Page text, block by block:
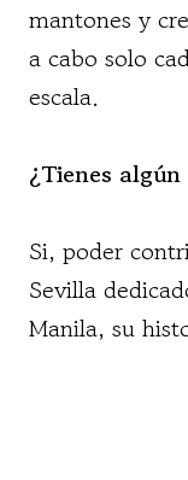
mantones y
a cabo solo
escala.
¿Tienes
Si, poder
Sevilla
Manila, su